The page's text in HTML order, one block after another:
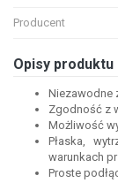
Producent
Opisy produktu
Niezawodne
Zgodność z
Możliwość
Płaska,
warunkach
Proste